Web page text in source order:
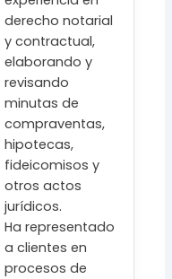
derecho notarial
y contractual,
elaborando y
revisando
minutas de
compraventas,
hipotecas,
fideicomisos y
otros actos
jurídicos.
Ha representado
a clientes en
procesos de